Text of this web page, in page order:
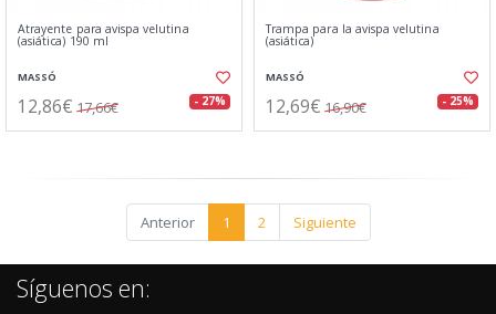
Atrayente para avispa velutina
(asiática) 190 ml
MASSÓ
12,86€ 17,66€ - 27%
Trampa para la avispa velutina
(asiática)
MASSÓ
12,69€ 16,90€ - 25%
Anterior 1 2 Siguiente
Síguenos en: